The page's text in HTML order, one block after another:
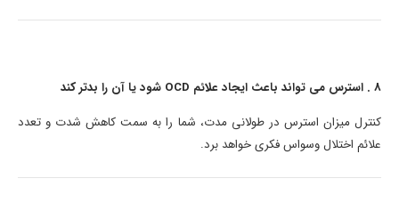
8 . استرس می تواند باعث ایجاد علائم OCD شود یا آن را بدتر کند
کنترل میزان استرس در طولانی مدت، شما را به سمت کاهش شدت و تعدد
علائم اختلال وسواس فکری خواهد برد.